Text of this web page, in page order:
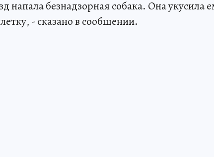
напала безнадзорная собака. Она укусила
- сказано в сообщении.